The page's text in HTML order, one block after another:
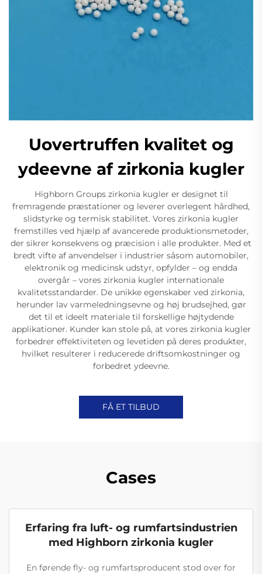
Uovertruffen kvalitet og
ydeevne af zirkonia kugler
Highborn Groups zirkonia kugler er designet til
fremragende præstationer og leverer overlegent hårdhed,
slidstyrke og termisk stabilitet. Vores zirkonia kugler
fremstilles ved hjælp af avancerede produktionsmetoder,
der sikrer konsekvens og præcision i alle produkter. Med et
bredt vifte af anvendelser i industrier såsom automobiler,
elektronik og medicinsk udstyr, opfylder – og endda
overgår – vores zirkonia kugler internationale
kvalitetsstandarder. De unikke egenskaber ved zirkonia,
herunder lav varmeledningsevne og høj brudsejhed, gør
det til et ideelt materiale til forskellige højtydende
applikationer. Kunder kan stole på, at vores zirkonia kugler
forbedrer effektiviteten og levetiden på deres produkter,
hvilket resulterer i reducerede driftsomkostninger og
forbedret ydeevne.
FÅ ET TILBUD
Cases
Erfaring fra luft- og rumfartsindustrien
med Highborn zirkonia kugler
En førende fly- og rumfartsproducent stod over for